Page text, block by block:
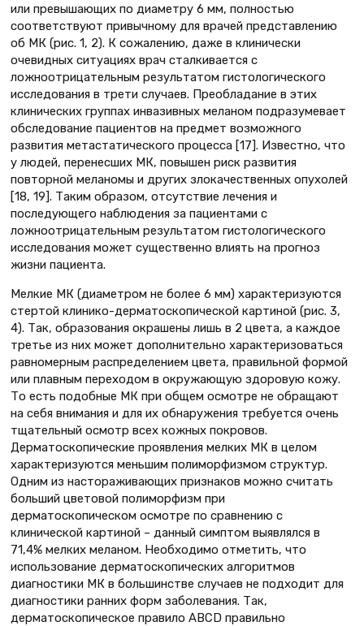
или превышающих по диаметру 6 мм, полностью
соответствуют привычному для врачей представлению
об МК (рис. 1, 2). К сожалению, даже в клинически
очевидных ситуациях врач сталкивается с
ложноотрицательным результатом гистологического
исследования в трети случаев. Преобладание в этих
клинических группах инвазивных меланом подразумевает
обследование пациентов на предмет возможного
развития метастатического процесса [17]. Известно, что
у людей, перенесших МК, повышен риск развития
повторной меланомы и других злокачественных опухолей
[18, 19]. Таким образом, отсутствие лечения и
последующего наблюдения за пациентами с
ложноотрицательным результатом гистологического
исследования может существенно влиять на прогноз
жизни пациента.
Мелкие МК (диаметром не более 6 мм) характеризуются
стертой клинико-дерматоскопической картиной (рис. 3,
4). Так, образования окрашены лишь в 2 цвета, а каждое
третье из них может дополнительно характеризоваться
равномерным распределением цвета, правильной формой
или плавным переходом в окружающую здоровую кожу.
То есть подобные МК при общем осмотре не обращают
на себя внимания и для их обнаружения требуется очень
тщательный осмотр всех кожных покровов.
Дерматоскопические проявления мелких МК в целом
характеризуются меньшим полиморфизмом структур.
Одним из настораживающих признаков можно считать
больший цветовой полиморфизм при
дерматоскопическом осмотре по сравнению с
клинической картиной – данный симптом выявлялся в
71,4% мелких меланом. Необходимо отметить, что
использование дерматоскопических алгоритмов
диагностики МК в большинстве случаев не подходит для
диагностики ранних форм заболевания. Так,
дерматоскопическое правило ABCD правильно